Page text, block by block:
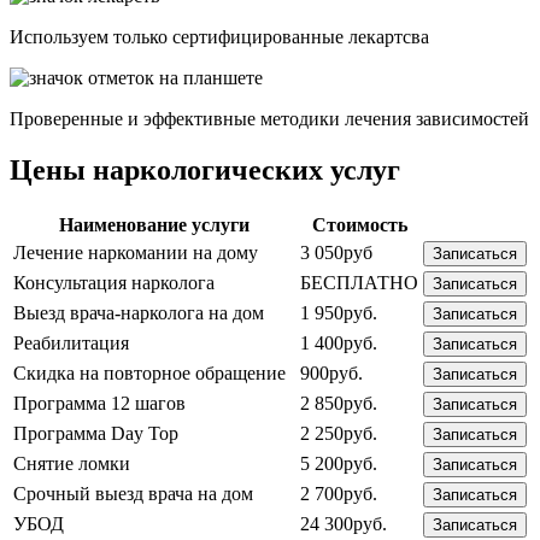
Используем только сертифицированные лекартсва
Проверенные и эффективные методики лечения зависимостей
Цены наркологических услуг
Наименование услуги
Стоимость
Лечение наркомании на дому
3 050руб Записаться
Консультация нарколога БЕСПЛАТНО Записаться
Выезд врача-нарколога на дом 1 950руб. Записаться
Реабилитация 1 400руб. Записаться
Скидка на повторное обращение 900руб. Записаться
Программа 12 шагов 2 850руб. Записаться
Программа Day Top 2 250руб. Записаться
Снятие ломки 5 200руб. Записаться
Срочный выезд врача на дом 2 700руб. Записаться
УБОД 24 300руб. Записаться